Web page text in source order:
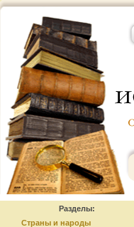
Разделы:
Страны и народы